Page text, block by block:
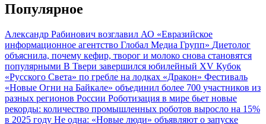
Популярное
Александр Рабинович возглавил АО «Евразийское
информационное агентство Глобал Медиа Групп» Диетолог
объяснила, почему кефир, творог и молоко снова становятся
популярными В Твери завершился юбилейный XV Кубок
«Русского Света» по гребле на лодках «Дракон» Фестиваль
«Новые Огни на Байкале» объединил более 700 участников из
разных регионов России Роботизация в мире бьет новые
рекорды: количество промышленных роботов выросло на 15%
в 2025 году Не одна: «Новые люди» объявляют о запуске